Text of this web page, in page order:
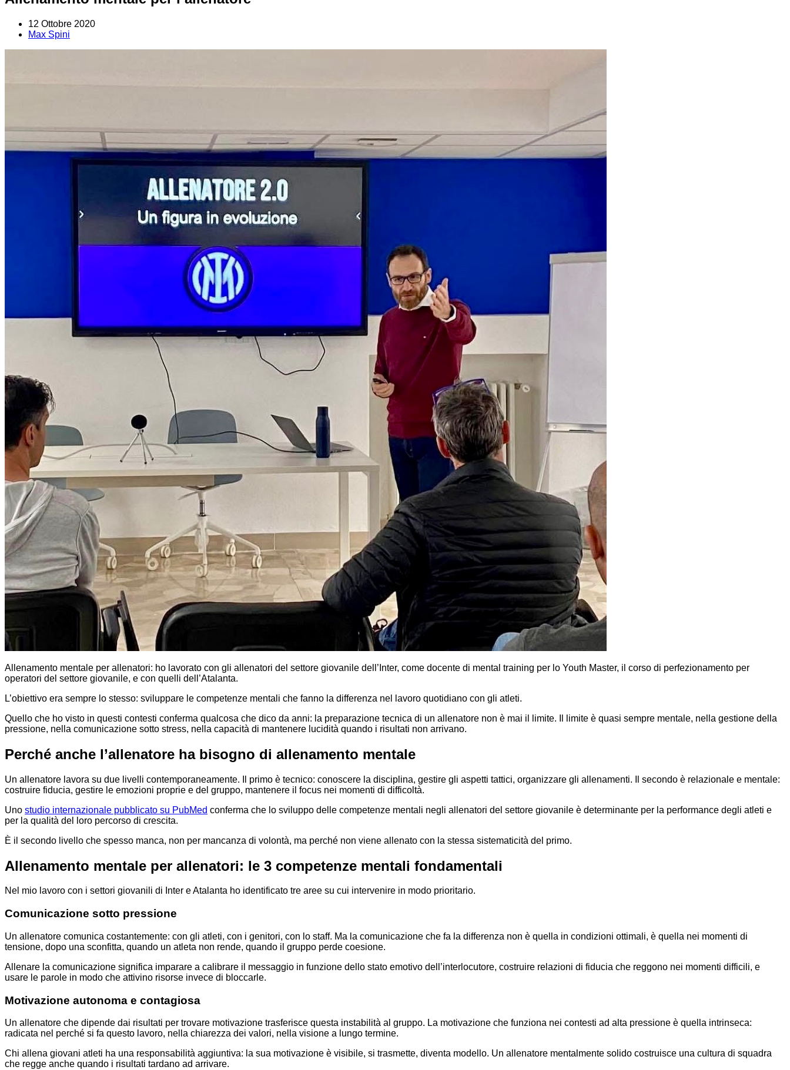
12 Ottobre 2020
Max Spini
Allenamento mentale per allenatori: ho lavorato con gli allenatori del settore giovanile dell’Inter, come docente di mental training per lo Youth Master, il corso di perfezionamento per
operatori del settore giovanile, e con quelli dell’Atalanta.
L’obiettivo era sempre lo stesso: sviluppare le competenze mentali che fanno la differenza nel lavoro quotidiano con gli atleti.
Quello che ho visto in questi contesti conferma qualcosa che dico da anni: la preparazione tecnica di un allenatore non è mai il limite. Il limite è quasi sempre mentale, nella gestione della
pressione, nella comunicazione sotto stress, nella capacità di mantenere lucidità quando i risultati non arrivano.
Perché anche l’allenatore ha bisogno di allenamento mentale
Un allenatore lavora su due livelli contemporaneamente. Il primo è tecnico: conoscere la disciplina, gestire gli aspetti tattici, organizzare gli allenamenti. Il secondo è relazionale e mentale:
costruire fiducia, gestire le emozioni proprie e del gruppo, mantenere il focus nei momenti di difficoltà.
Uno studio internazionale pubblicato su PubMed conferma che lo sviluppo delle competenze mentali negli allenatori del settore giovanile è determinante per la performance degli atleti e
per la qualità del loro percorso di crescita.
È il secondo livello che spesso manca, non per mancanza di volontà, ma perché non viene allenato con la stessa sistematicità del primo.
Allenamento mentale per allenatori: le 3 competenze mentali fondamentali
Nel mio lavoro con i settori giovanili di Inter e Atalanta ho identificato tre aree su cui intervenire in modo prioritario.
Comunicazione sotto pressione
Un allenatore comunica costantemente: con gli atleti, con i genitori, con lo staff. Ma la comunicazione che fa la differenza non è quella in condizioni ottimali, è quella nei momenti di
tensione, dopo una sconfitta, quando un atleta non rende, quando il gruppo perde coesione.
Allenare la comunicazione significa imparare a calibrare il messaggio in funzione dello stato emotivo dell’interlocutore, costruire relazioni di fiducia che reggono nei momenti difficili, e
usare le parole in modo che attivino risorse invece di bloccarle.
Motivazione autonoma e contagiosa
Un allenatore che dipende dai risultati per trovare motivazione trasferisce questa instabilità al gruppo. La motivazione che funziona nei contesti ad alta pressione è quella intrinseca:
radicata nel perché si fa questo lavoro, nella chiarezza dei valori, nella visione a lungo termine.
Chi allena giovani atleti ha una responsabilità aggiuntiva: la sua motivazione è visibile, si trasmette, diventa modello. Un allenatore mentalmente solido costruisce una cultura di squadra
che regge anche quando i risultati tardano ad arrivare.